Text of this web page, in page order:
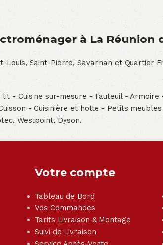
à La Réunion
Louis, Saint-Pierre, Savannah et
- Cuisine sur-mesure - Fauteuil -
- Cuisinière et hotte - Petits
Westpoint, Dyson.
Votre compte
Tableau de Bord
Vos Commandes
Tarifs Livraison & Montage
Suivi de Livraison